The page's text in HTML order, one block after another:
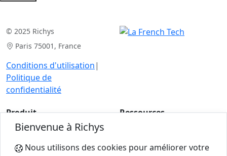
© 2025 Richys
Paris 75001, France
Conditions d'utilisation|
Politique de
confidentialité
Produit
Analyse de cas
Pour les experts
Ressources
Calculatrices
Bienvenue à Richys
Nous utilisons des cookies pour améliorer votre